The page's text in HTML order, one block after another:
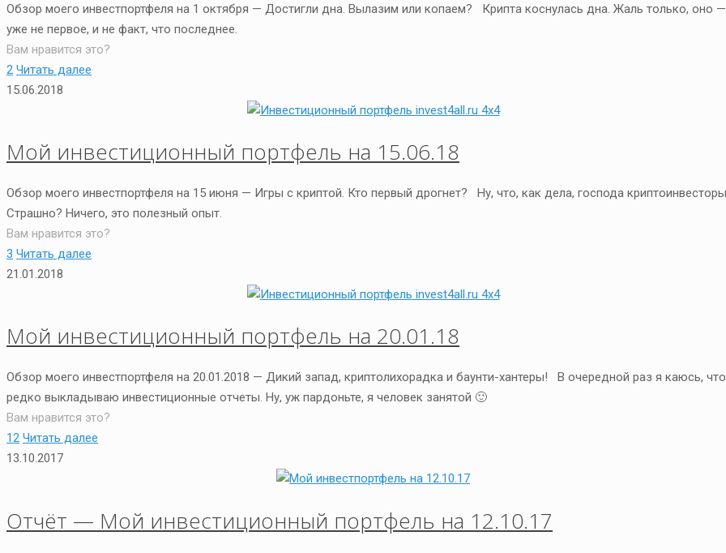
Обзор моего инвестпортфеля на 1 октября — Достигли дна. Вылазим или копаем? Крипта коснулась дна. Жаль только, оно —
уже не первое, и не факт, что последнее.
Вам нравится это?
2 Читать далее
15.06.2018
Мой инвестиционный портфель на 15.06.18
Обзор моего инвестпортфеля на 15 июня — Игры с криптой. Кто первый дрогнет? Ну, что, как дела, господа
Страшно? Ничего, это полезный опыт.
Вам нравится это?
3 Читать далее
21.01.2018
Мой инвестиционный портфель на 20.01.18
Обзор моего инвестпортфеля на 20.01.2018 — Дикий запад, криптолихорадка и баунти-хантеры! В очередной раз я каюсь, что
редко выкладываю инвестиционные отчеты. Ну, уж пардоньте, я человек занятой 🙂
Вам нравится это?
12 Читать далее
13.10.2017
Отчёт — Мой инвестиционный портфель на 12.10.17